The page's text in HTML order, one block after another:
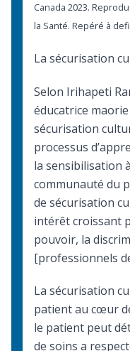
Canada 2023.
la Santé. Repéré à
La sécurisation
Selon Irihapeti
éducatrice
sécurisation
processus
la sensibilisation
communauté du
de sécurisation
intérêt croissant
pouvoir, la
[professionnels
La sécurisation
patient au cœur
le patient peut
de soins a